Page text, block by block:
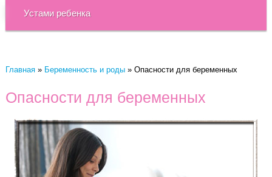
Устами ребенка
Главная» Беременность и роды» Опасности для беременных
Опасности для беременных